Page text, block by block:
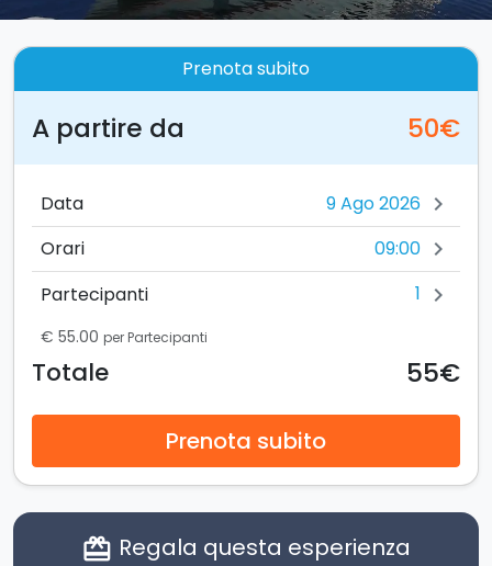
Prenota subito
A partire da 50€
Data chevron_right
Orari 09:00 chevron_right
Partecipanti 1 chevron_right
€ 55.00 per Partecipanti
Totale 55€
Prenota subito
card_giftcard Regala questa esperienza